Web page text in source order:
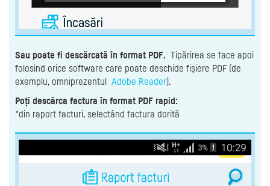
Sau poate fi descărcată în format PDF. Tipărirea se face apoi
folosind orice software care poate deschide fișiere PDF (de
exemplu, omniprezentul Adobe Reader).
Poți descărca factura în format PDF rapid:
*din raport facturi, selectând factura dorită